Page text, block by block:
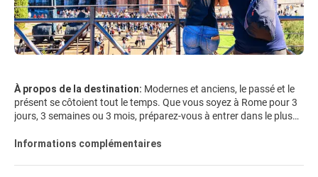
À propos de la destination: Modernes et anciens, le passé et le
présent se côtoient tout le temps. Que vous soyez à Rome pour 3
jours, 3 semaines ou 3 mois, préparez-vous à entrer dans le plus
laissera difficilement indifférent. Cela vous surprendra, car il a tant
Informations complémentaires